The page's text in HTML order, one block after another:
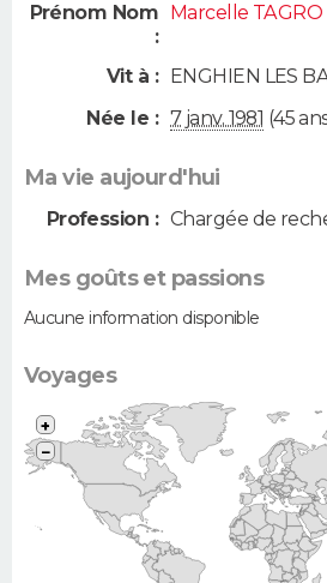
Prénom Nom
:
Marcelle TAGRO
Vit à : ENGHIEN LES
Née le : 7 janv. 1981 (45
Ma vie aujourd'hui
Profession : Chargée de
Mes goûts et passions
Aucune information disponible
Voyages
+
−